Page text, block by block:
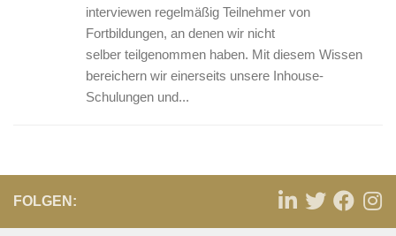
interviewen regelmäßig Teilnehmer von
Fortbildungen, an denen wir nicht
selber teilgenommen haben. Mit diesem Wissen
bereichern wir einerseits unsere Inhouse-
Schulungen und...
FOLGEN: